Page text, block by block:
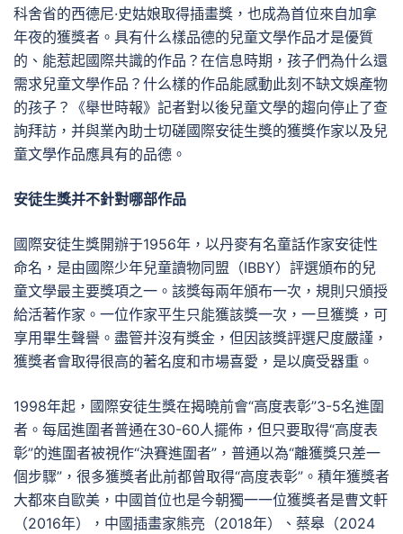
科舍省的西德尼·史姑娘取得插畫獎，也成為首位來自加拿
年夜的獲獎者。具有什么樣品德的兒童文學作品才是優質
的、能惹起國際共識的作品？在信息時期，孩子們為什么還
需求兒童文學作品？什么樣的作品能感動此刻不缺文娛產物
的孩子？《舉世時報》記者對以後兒童文學的趨向停止了查
詢拜訪，并與業內助士切磋國際安徒生獎的獲獎作家以及兒
童文學作品應具有的品德。
安徒生獎并不針對哪部作品
國際安徒生獎開辦于1956年，以丹麥有名童話作家安徒性
命名，是由國際少年兒童讀物同盟（IBBY）評選頒布的兒
童文學最主要獎項之一。該獎每兩年頒布一次，規則只頒授
給活著作家。一位作家平生只能獲該獎一次，一旦獲獎，可
享用畢生聲譽。盡管并沒有獎金，但因該獎評選尺度嚴謹，
獲獎者會取得很高的著名度和市場喜愛，是以廣受器重。
1998年起，國際安徒生獎在揭曉前會“高度表彰”3-5名進圍
者。每屆進圍者普通在30-60人擺佈，但只要取得“高度表
彰”的進圍者被視作“決賽進圍者”，普通以為“離獲獎只差一
個步驟”，很多獲獎者此前都曾取得“高度表彰”。積年獲獎者
大都來自歐美，中國首位也是今朝獨一一位獲獎者是曹文軒
（2016年），中國插畫家熊亮（2018年）、蔡皋（2024